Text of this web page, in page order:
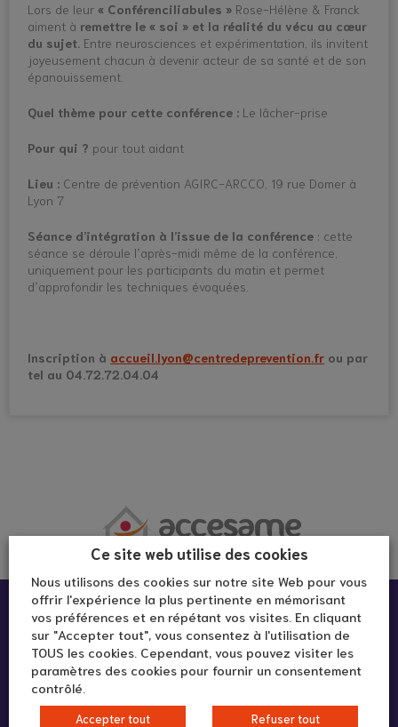
Lors de leur « Conférenciliabules » Rose-Hélène & Franck
aiment à remettre le « soi » et la réalité du vécu au cœur
du sujet. Entre neurosciences et expérimentation, ils invitent
joyeusement chacun à devenir acteur de sa santé et de son
épanouissement.
Quel thème pour cette conférence : Le lâcher-prise
Pour qui ? pour tout aidant
Lieu : Centre de prévention AGIRC-ARCCO, 19 rue Domer à
Lyon 7
Séance d’intégration à l’issue de la conférence : cette
séance se déroule l’après-midi même de la conférence,
uniquement pour les participants du matin et permet
d’approfondir les techniques évoquées.
Inscription à accueil.lyon@centredeprevention.fr ou par
tel au 04.72.72.04.04
Infos pratiques :
Centre de prévention AGIRC-ARCCO
19 rue Domer
69007 Lyon
Ce site web utilise des cookies
Nous utilisons des cookies sur notre site Web pour vous
offrir l'expérience la plus pertinente en mémorisant
vos préférences et en répétant vos visites. En cliquant
sur "Accepter tout", vous consentez à l'utilisation de
TOUS les cookies. Cependant, vous pouvez visiter les
paramètres des cookies pour fournir un consentement
contrôlé.
Accepter tout Refuser tout